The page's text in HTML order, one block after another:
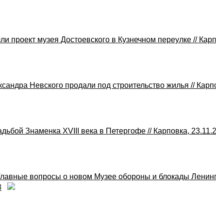
проект музея Достоевского в Кузнечном переулке //
Невского продали под строительство жилья //
Знаменка XVIII века в Петергофе // Карповка,
вопросы о новом Музее обороны и блокады